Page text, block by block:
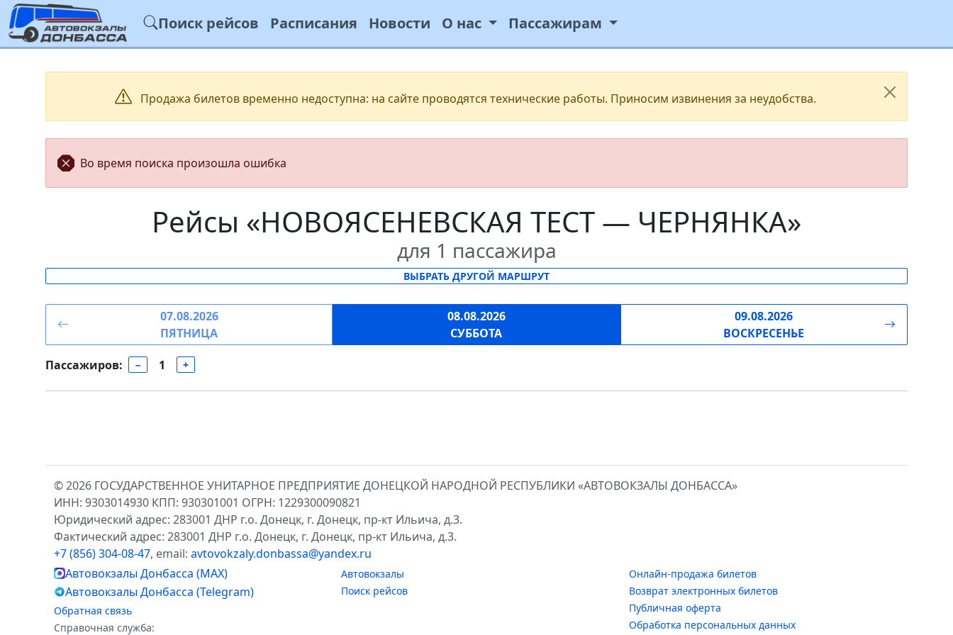
Поиск рейсов Расписания Новости О нас Пассажирам
Продажа билетов временно недоступна: на сайте проводятся технические работы. Приносим извинения за неудобства.
Во время поиска произошла ошибка
Рейсы «НОВОЯСЕНЕВСКАЯ ТЕСТ — ЧЕРНЯНКА»
для 1 пассажира
ВЫБРАТЬ ДРУГОЙ МАРШРУТ
07.08.2026
ПЯТНИЦА
08.08.2026
СУББОТА
09.08.2026
ВОСКРЕСЕНЬЕ
Пассажиров: − 1 +
© 2026 ГОСУДАРСТВЕННОЕ УНИТАРНОЕ ПРЕДПРИЯТИЕ ДОНЕЦКОЙ НАРОДНОЙ РЕСПУБЛИКИ «АВТОВОКЗАЛЫ ДОНБАССА»
ИНН: 9303014930 КПП: 930301001 ОГРН: 1229300090821
Юридический адрес: 283001 ДНР г.о. Донецк, г. Донецк, пр-кт Ильича, д.3.
Фактический адрес: 283001 ДНР г.о. Донецк, г. Донецк, пр-кт Ильича, д.3.
+7 (856) 304-08-47, email: avtovokzaly.donbassa@yandex.ru
Автовокзалы Донбасса (MAX)
Автовокзалы Донбасса (Telegram)
Обратная связь
Справочная служба:
Автовокзалы
Поиск рейсов
Онлайн-продажа билетов
Возврат электронных билетов
Публичная оферта
Обработка персональных данных